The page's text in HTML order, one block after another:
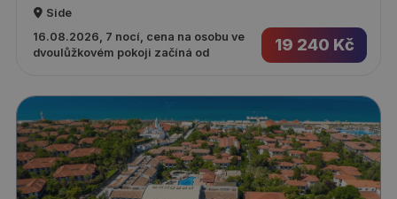
Side
16.08.2026, 7 nocí, cena na osobu ve
dvoulůžkovém pokoji začíná od
19 240 Kč